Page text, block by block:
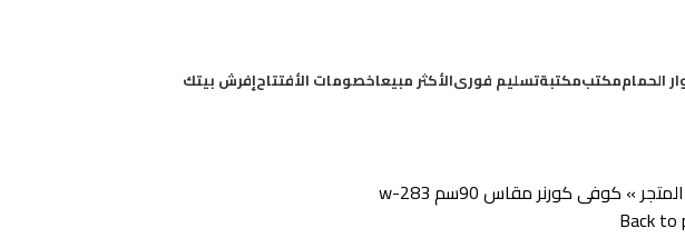
الحماممكتبمكتبةتسليم فورىالأكثر مبيعاخصومات الأفتتاحإفرش بيتك
المتجر» كوفى كورنر مقاس 90سم w-283
Back to